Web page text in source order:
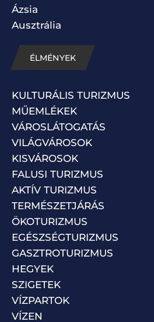
Ázsia
Ausztrália
ÉLMÉNYEK
KULTURÁLIS TURIZMUS
MŰEMLÉKEK
VÁROSLÁTOGATÁS
VILÁGVÁROSOK
KISVÁROSOK
FALUSI TURIZMUS
AKTÍV TURIZMUS
TERMÉSZETJÁRÁS
ÖKOTURIZMUS
EGÉSZSÉGTURIZMUS
GASZTROTURIZMUS
HEGYEK
SZIGETEK
VÍZPARTOK
VÍZEN